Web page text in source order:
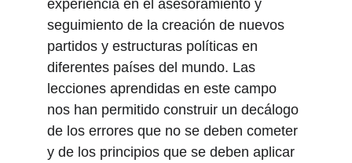
experiencia en el asesoramiento y
seguimiento de la creación de nuevos
partidos y estructuras políticas en
diferentes países del mundo. Las
lecciones aprendidas en este campo
nos han permitido construir un decálogo
de los errores que no se deben cometer
y de los principios que se deben aplicar